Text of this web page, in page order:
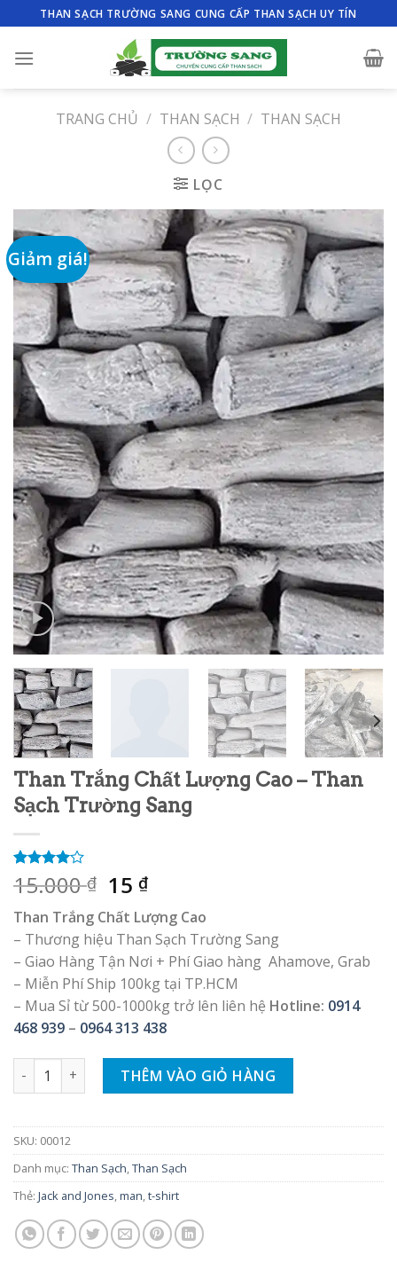
to
content
THAN SẠCH TRƯỜNG SANG CUNG CẤP THAN SẠCH UY TÍN
TRANG CHỦ / THAN SẠCH / THAN SẠCH
LỌC
Giảm giá!
Than Trắng Chất Lượng Cao – Than
Sạch Trường Sang
4.00
trên
5 dựa
3
giá
15.000₫ Giá
gốc
là:
15.000 ₫.
15 ₫Giá
hiện
tại
là:
15 ₫.
Than Trắng Chất Lượng Cao
– Thương hiệu Than Sạch Trường Sang
– Giao Hàng Tận Nơi + Phí Giao hàng Ahamove, Grab
– Miễn Phí Ship 100kg tại TP.HCM
– Mua Sỉ từ 500-1000kg trở lên liên hệ Hotline: 0914
468 939 – 0964 313 438
Than Trắng Chất Lượng Cao – Than Sạch Trường Sang số
THÊM VÀO GIỎ HÀNG
SKU: 00012
Danh mục: Than Sạch,Than Sạch
Thẻ: Jack and Jones,man,t-shirt